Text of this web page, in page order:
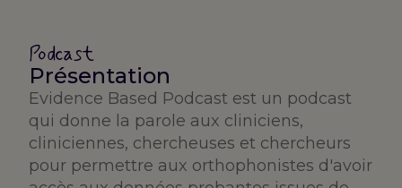
Podcast
Présentation
Evidence Based Podcast est un podcast
qui donne la parole aux cliniciens,
cliniciennes, chercheuses et chercheurs
pour permettre aux orthophonistes d'avoir